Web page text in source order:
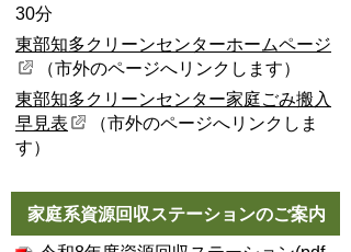
30分
東部知多クリーンセンターホームページ
（市外のページへリンクします）
東部知多クリーンセンター家庭ごみ搬入
早見表
（市外のページへリンクしま
す）
家庭系資源回収ステーションのご案内